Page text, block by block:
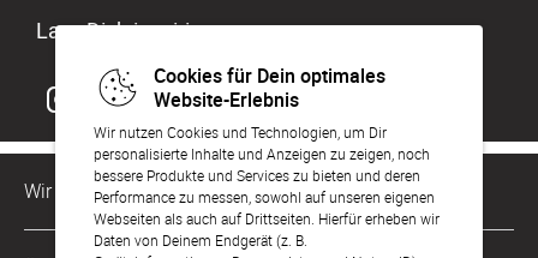
Cookies für Dein optimales
Website-Erlebnis
Wir nutzen Cookies und Technologien, um Dir
personalisierte Inhalte und Anzeigen zu zeigen, noch
bessere Produkte und Services zu bieten und deren
Performance zu messen, sowohl auf unseren eigenen
Webseiten als auch auf Drittseiten. Hierfür erheben wir
Daten von Deinem Endgerät (z. B.
Lass Dich inspirieren
Wir sind für Dich da
Kundenservice-Hotline